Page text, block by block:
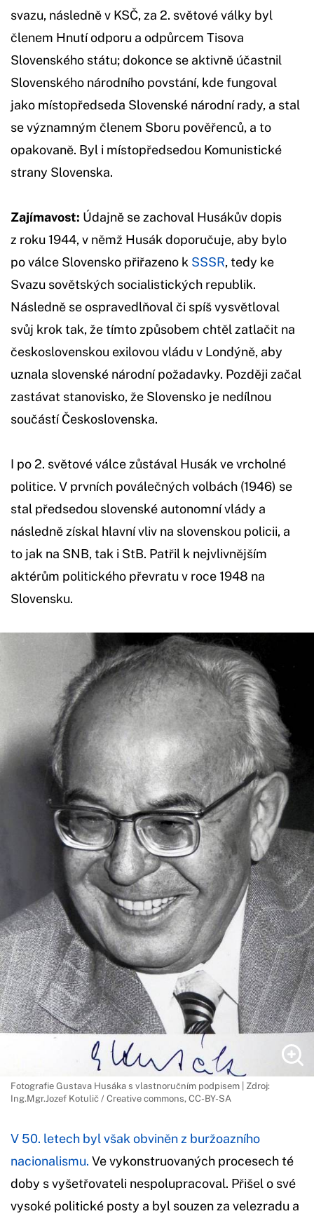
svazu, následně v KSČ, za 2. světové války byl
členem Hnutí odporu a odpůrcem Tisova
Slovenského státu; dokonce se aktivně účastnil
Slovenského národního povstání, kde fungoval
jako místopředseda Slovenské národní rady, a stal
se významným členem Sboru pověřenců, a to
opakovaně. Byl i místopředsedou Komunistické
strany Slovenska.
Zajímavost: Údajně se zachoval Husákův dopis
z roku 1944, v němž Husák doporučuje, aby bylo
po válce Slovensko přiřazeno k SSSR, tedy ke
Svazu sovětských socialistických republik.
Následně se ospravedlňoval či spíš vysvětloval
svůj krok tak, že tímto způsobem chtěl zatlačit na
československou exilovou vládu v Londýně, aby
uznala slovenské národní požadavky. Později začal
zastávat stanovisko, že Slovensko je nedílnou
součástí Československa.
I po 2. světové válce zůstával Husák ve vrcholné
politice. V prvních poválečných volbách (1946) se
stal předsedou slovenské autonomní vlády a
následně získal hlavní vliv na slovenskou policii, a
to jak na SNB, tak i StB. Patřil k nejvlivnějším
aktérům politického převratu v roce 1948 na
Slovensku.
Fotografie Gustava Husáka s vlastnoručním podpisem | Zdroj:
Ing.Mgr.Jozef Kotulič / Creative commons, CC-BY-SA
V 50. letech byl však obviněn z buržoazního
nacionalismu. Ve vykonstruovaných procesech té
doby s vyšetřovateli nespolupracoval. Přišel o své
vysoké politické posty a byl souzen za velezradu a